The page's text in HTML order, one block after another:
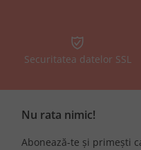
Securitatea datelor SSL
Nu rata nimic!
Abonează-te și primești